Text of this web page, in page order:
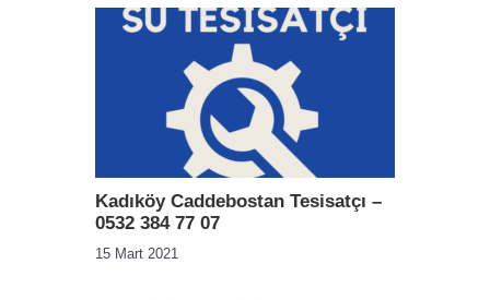
Kadıköy Caddebostan Tesisatçı –
0532 384 77 07
15 Mart 2021